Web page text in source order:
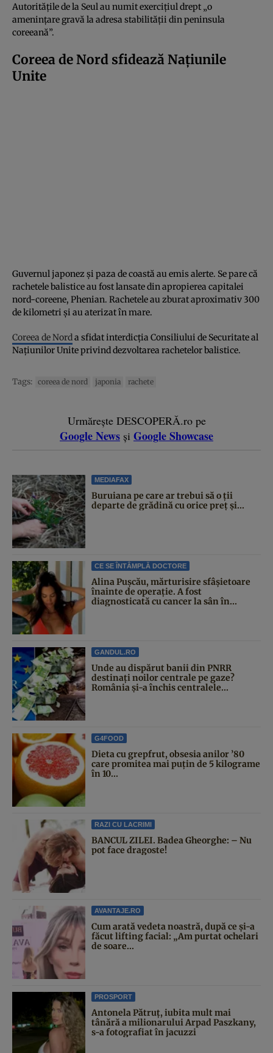
Autoritățile de la Seul au numit exercițiul drept „o
amenințare gravă la adresa stabilității din peninsula
coreeană”.
Coreea de Nord sfidează Națiunile
Unite
Guvernul japonez și paza de coastă au emis alerte. Se pare că
rachetele balistice au fost lansate din apropierea capitalei
nord-coreene, Phenian. Rachetele au zburat aproximativ 300
de kilometri și au aterizat în mare.
Coreea de Norda sfidat interdicția Consiliului de Securitate al
Națiunilor Unite privind dezvoltarea rachetelor balistice.
Tags: coreea de nord japonia rachete
Urmărește DESCOPERĂ.ro pe
Google News și Google Showcase
MEDIAFAX
Buruiana pe care ar trebui să o ții
departe de grădină cu orice preț și...
CE SE ÎNTÂMPLĂ DOCTORE
Alina Pușcău, mărturisire sfâșietoare
înainte de operație. A fost
diagnosticată cu cancer la sân în...
GANDUL.RO
Unde au dispărut banii din PNRR
destinați noilor centrale pe gaze?
România și-a închis centralele...
G4FOOD
Dieta cu grepfrut, obsesia anilor ’80
care promitea mai puțin de 5 kilograme
în 10...
RAZI CU LACRIMI
BANCUL ZILEI. Badea Gheorghe: – Nu
pot face dragoste!
AVANTAJE.RO
Cum arată vedeta noastră, după ce și-a
făcut lifting facial: „Am purtat ochelari
de soare...
PROSPORT
Antonela Pătruț, iubita mult mai
tânără a milionarului Arpad Paszkany,
s-a fotografiat în jacuzzi